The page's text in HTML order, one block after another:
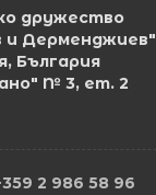
дружество
и Дерменджиев"
България
№ 3, ет. 2
2 986 58 96